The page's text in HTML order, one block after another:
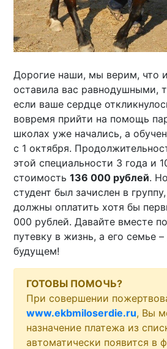
Дорогие наши, мы верим, что
оставила вас равнодушными,
если ваше сердце
вовремя прийти на помощь
школах уже начались, а
с 1 октября.
этой специальности 3 года и
стоимость136 000 рублей.
студент был зачислен в
должны оплатить хотя бы
000 рублей. Давайте вместе
путевку в жизнь, а его семье
будущем!
ГОТОВЫ ПОМОЧЬ?
При совершении
www.ekbmiloserdie.ru, Вы
назначение платежа из
автоматически появится в